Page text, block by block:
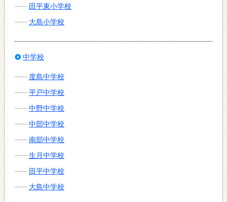
田平東小学校
大島小学校
中学校
度島中学校
平戸中学校
中野中学校
中部中学校
南部中学校
生月中学校
田平中学校
大島中学校